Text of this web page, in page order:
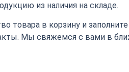
из наличия на складе.
товара в корзину и
Мы свяжемся с вами в